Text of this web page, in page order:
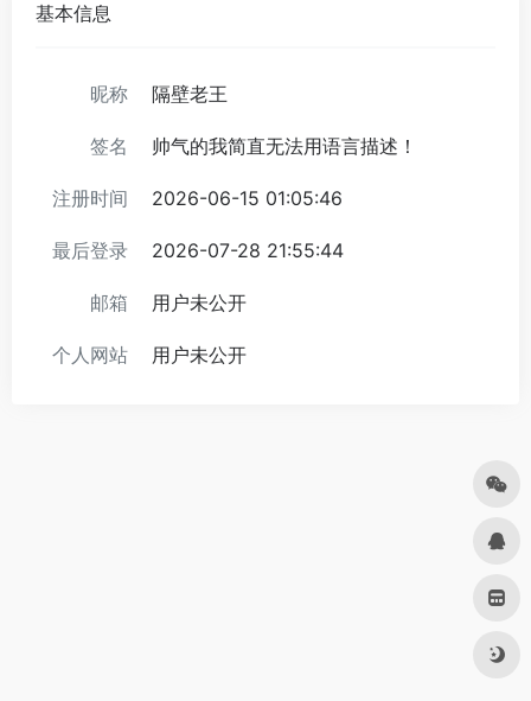
基本信息
昵称 隔壁老王
签名 帅气的我简直无法用语言描述！
注册时间 2026-06-15 01:05:46
最后登录 2026-07-28 21:55:44
邮箱 用户未公开
个人网站 用户未公开